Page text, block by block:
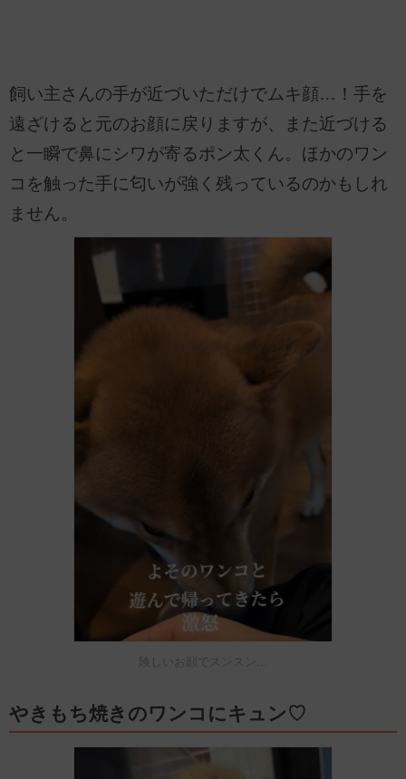
飼い主さんの手が近づいただけでムキ顔…！手を
遠ざけると元のお顔に戻りますが、また近づける
と一瞬で鼻にシワが寄るポン太くん。ほかのワン
コを触った手に匂いが強く残っているのかもしれ
ません。
険しいお顔でスンスン…
やきもち焼きのワンコにキュン♡